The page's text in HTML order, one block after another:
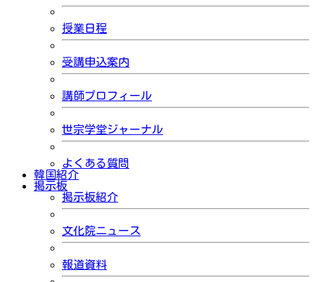
授業日程
受講申込案内
講師プロフィール
世宗学堂ジャーナル
よくある質問
韓国紹介
掲示板
掲示板紹介
文化院ニュース
報道資料